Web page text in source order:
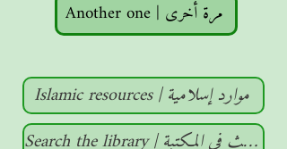
Another one | مرة أخرى
Islamic resources | موارد إسلامية